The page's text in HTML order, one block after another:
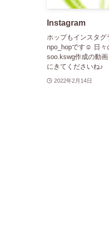
Instagram
ホップもインスタグ
npo_hopです☺ 日々
soo.kswg作成の動
にきてくださいね♪
2022年2月14日